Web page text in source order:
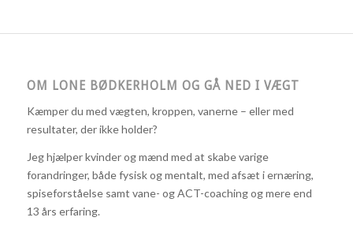
OM LONE BØDKERHOLM OG GÅ NED I VÆGT
Kæmper du med vægten, kroppen, vanerne – eller med
resultater, der ikke holder?
Jeg hjælper kvinder og mænd med at skabe varige
forandringer, både fysisk og mentalt, med afsæt i ernæring,
spiseforståelse samt vane- og ACT-coaching og mere end
13 års erfaring.